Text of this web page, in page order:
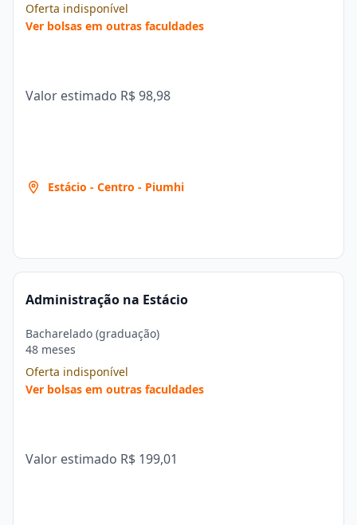
Oferta indisponível
Ver bolsas em outras faculdades
Valor estimado R$ 98,98
Estácio - Centro - Piumhi
Administração na Estácio
Bacharelado (graduação)
48 meses
Oferta indisponível
Ver bolsas em outras faculdades
Valor estimado R$ 199,01